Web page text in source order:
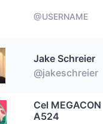
@USERNAME
Jake Schreier
@jakeschreier
Cel MEGACON
A524